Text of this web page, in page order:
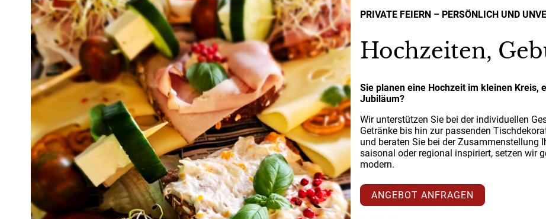
PRIVATE FEIERN – PERSÖNLICH UND
Hochzeiten,
Sie planen eine Hochzeit im kleinen
Jubiläum?
Wir unterstützen Sie bei der individuellen
Getränke bis hin zur passenden
und beraten Sie bei der Zusammenstellung
saisonal oder regional inspiriert, setzen wir
modern.
ANGEBOT ANFRAGEN